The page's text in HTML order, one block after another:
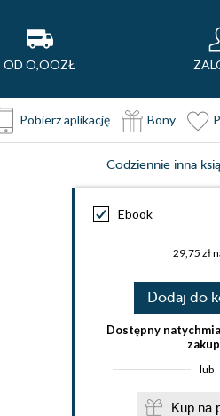
OD O,OOZŁ
Pobierz aplikację Bony
Codziennie inna
Ebook
29,75 zł
Dodaj do
Dostępny
lub